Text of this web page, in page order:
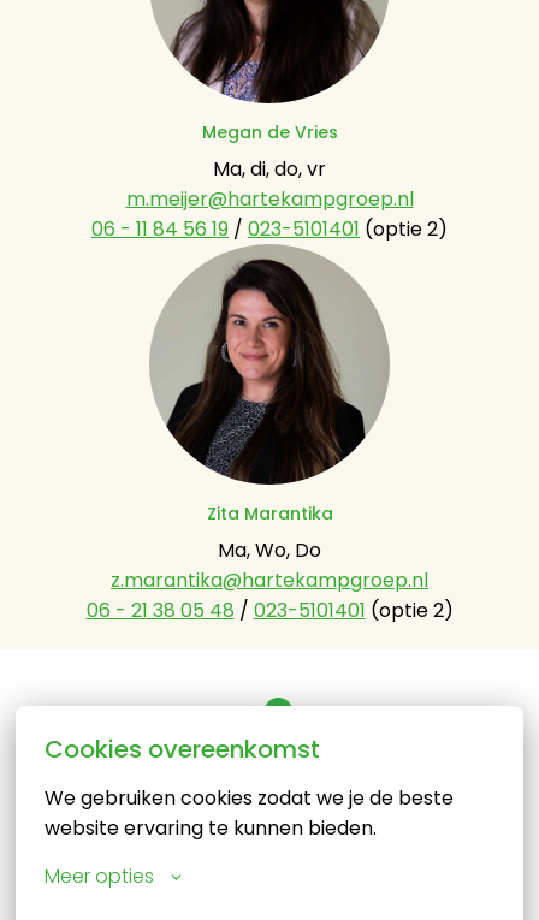
Cookies overeenkomst
We gebruiken cookies zodat we je de beste
website ervaring te kunnen bieden.
Meer opties
Megan de Vries
m.meijer@hartekampgroep.nl
06 - 11 84 56 19 / 023-5101401 (optie 2)
Zita Marantika
z.marantika@hartekampgroep.nl
06 - 21 38 05 48 / 023-5101401 (optie 2)
Homepagina